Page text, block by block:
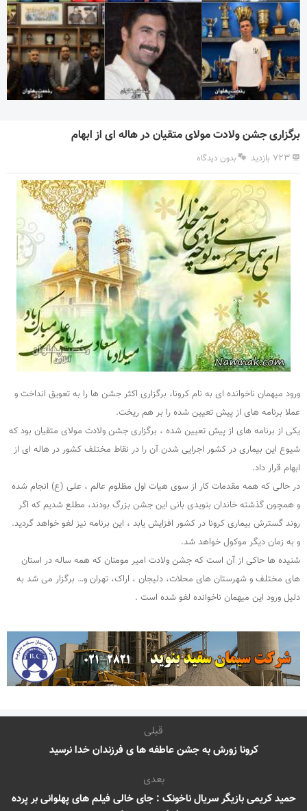
برگزاری جشن ولادت مولای متقیان در هاله ای از ابهام
۷۲۳ بازدید بدون دیدگاه
ورود میهمان ناخوانده ای به نام کرونا، برگزاری اکثر جشن ها را به تعویق انداخت و
عملا برنامه های از پیش تعیین شده را بر هم ریخت.
یکی از برنامه های از پیش تعیین شده ، برگزاری جشن ولادت مولای متقیان بود که
شیوع این بیماری در کشور اجرایی شدن آن را در نقاط مختلف کشور در هاله ای از
ابهام قرار داد.
در حالی که همه مقدمات کار از سوی هیات اول مظلوم عالم ، علی (ع) انجام شده
و همچون گذشته خاندان بنویدی بانی این جشن بزرگ بودند، مطلع شدیم که اگر
روند گسترش بیماری کرونا در کشور افزایش یابد ، این برنامه نیز لغو خواهد گردید.
و به زمان دیگر موکول خواهد شد.
شنیده ها حاکی از آن است که جشن ولادت امیر مومنان که همه ساله در استان
های مختلف و شهرستان های محلات، دلیجان ، اراک، تهران و… برگزار می شد به
دلیل ورود این میهمان ناخوانده لغو شده است .
قبلی
کرونا زورش به جشن عاطفه ها ی فرزندان خدا نرسید
بعدی
حمید کریمی بازیگر سریال ناخونک : جای خالی فیلم های پهلوانی بر پرده